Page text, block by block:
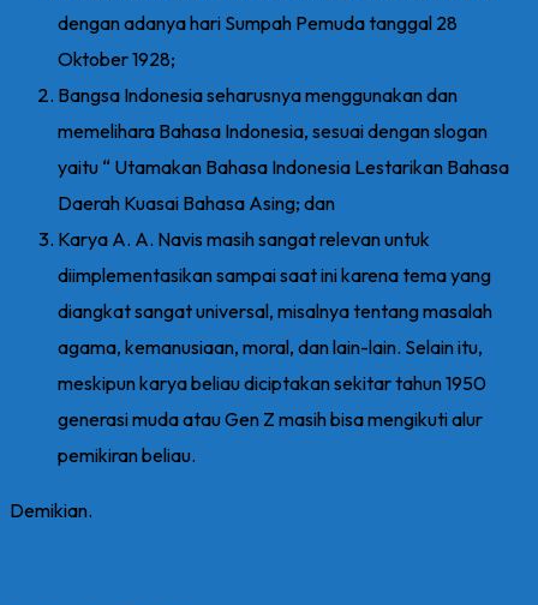
dengan adanya hari Sumpah Pemuda tanggal 28
Oktober 1928;
Bangsa Indonesia seharusnya menggunakan dan
memelihara Bahasa Indonesia, sesuai dengan slogan
yaitu “ Utamakan Bahasa Indonesia Lestarikan Bahasa
Daerah Kuasai Bahasa Asing; dan
Karya A. A. Navis masih sangat relevan untuk
diimplementasikan sampai saat ini karena tema yang
diangkat sangat universal, misalnya tentang masalah
agama, kemanusiaan, moral, dan lain-lain. Selain itu,
meskipun karya beliau diciptakan sekitar tahun 1950
generasi muda atau Gen Z masih bisa mengikuti alur
pemikiran beliau.
Demikian.